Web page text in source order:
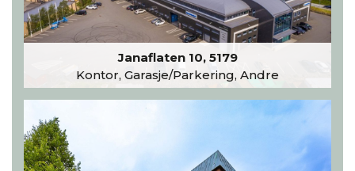
Janaflaten 10, 5179
Kontor, Garasje/Parkering, Andre